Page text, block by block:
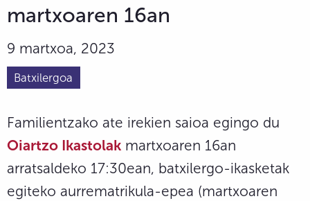
martxoaren 16an
9 martxoa, 2023
Batxilergoa
Familientzako ate irekien saioa egingo du
Oiartzo Ikastolak martxoaren 16an
arratsaldeko 17:30ean, batxilergo-ikasketak
egiteko aurrematrikula-epea (martxoaren